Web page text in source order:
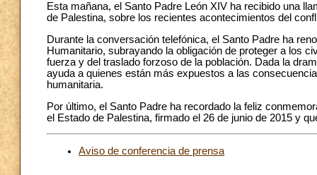
Esta mañana, el Santo Padre León XIV ha recibido una
de Palestina, sobre los recientes acontecimientos del
Durante la conversación telefónica, el Santo Padre ha
Humanitario, subrayando la obligación de proteger a los
fuerza y del traslado forzoso de la población. Dada la
ayuda a quienes están más expuestos a las
humanitaria.
Por último, el Santo Padre ha recordado la feliz
el Estado de Palestina, firmado el 26 de junio de 2015 y
Aviso de conferencia de prensa